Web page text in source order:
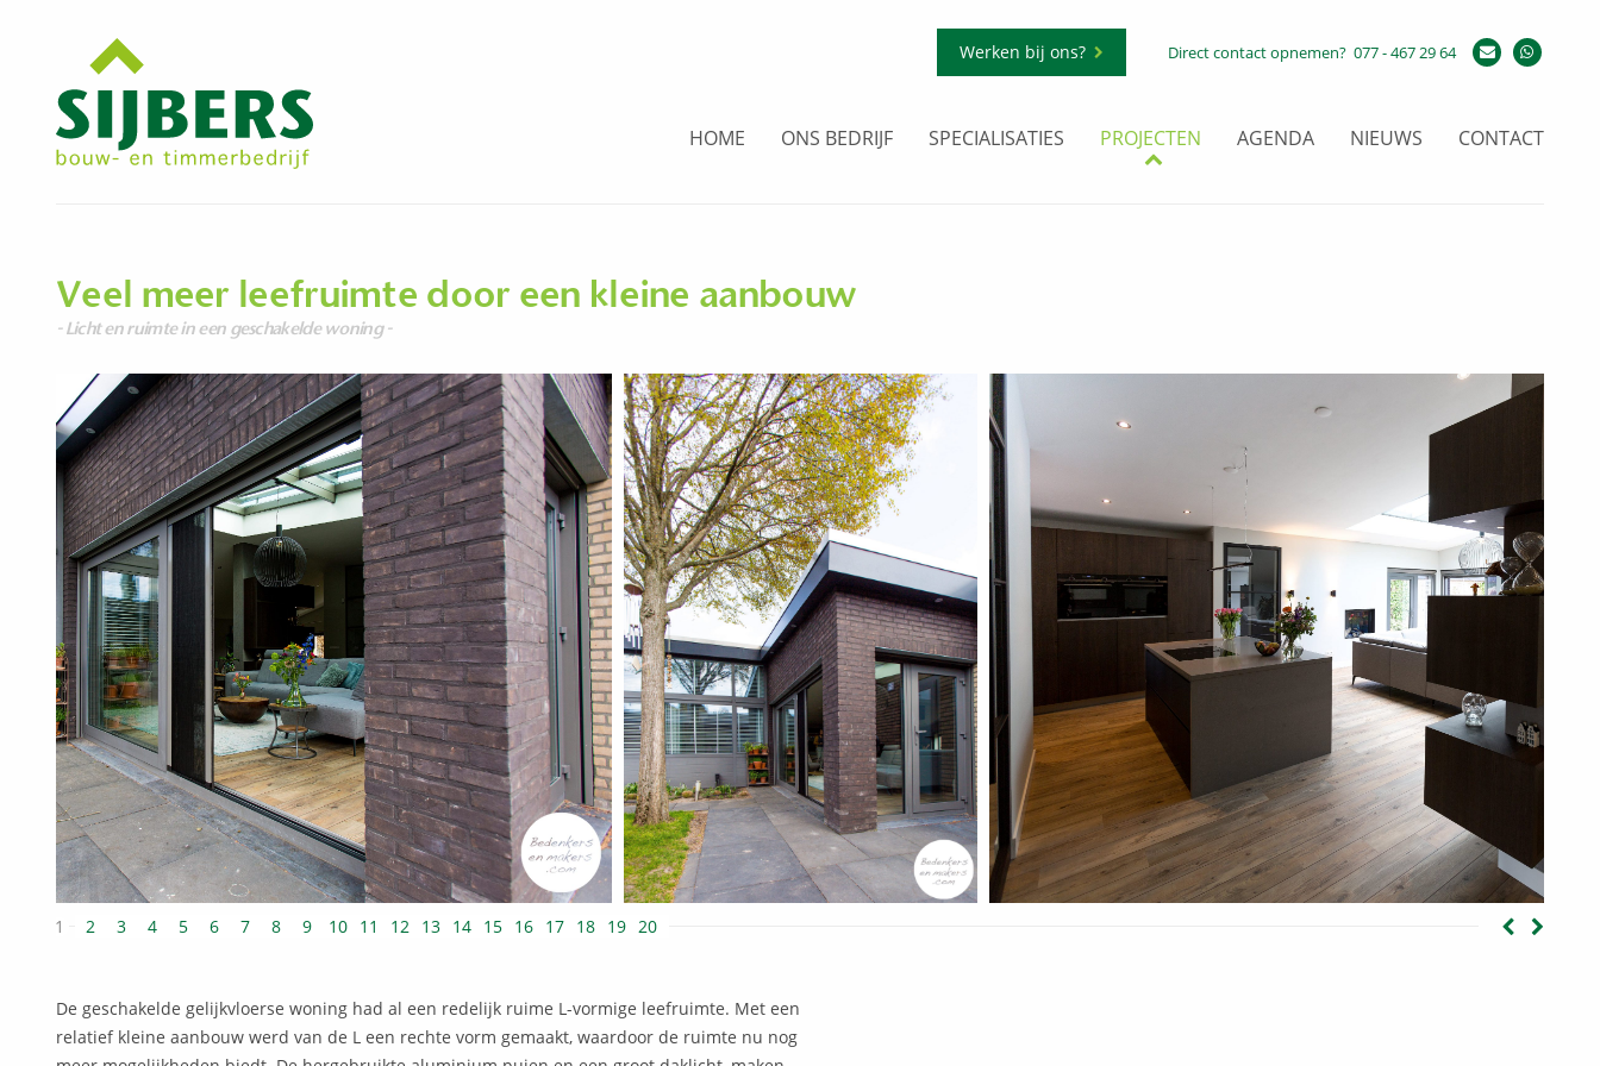
Werken bij ons? Direct contact opnemen? 077 - 467 29 64
HOME ONS BEDRIJF SPECIALISATIES PROJECTEN AGENDA NIEUWS CONTACT
Veel meer leefruimte door een kleine aanbouw
- Licht en ruimte in een geschakelde woning -
1 2 3 4 5 6 7 8 9 10 11 12 13 14 15 16 17 18 19 20
De geschakelde gelijkvloerse woning had al een redelijk ruime L-vormige leefruimte. Met een
relatief kleine aanbouw werd van de L een rechte vorm gemaakt, waardoor de ruimte nu nog